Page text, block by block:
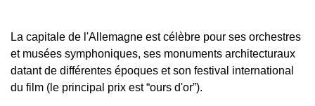
La capitale de l'Allemagne est célèbre pour ses orchestres
et musées symphoniques, ses monuments architecturaux
datant de différentes époques et son festival international
du film (le principal prix est “ours d'or”).